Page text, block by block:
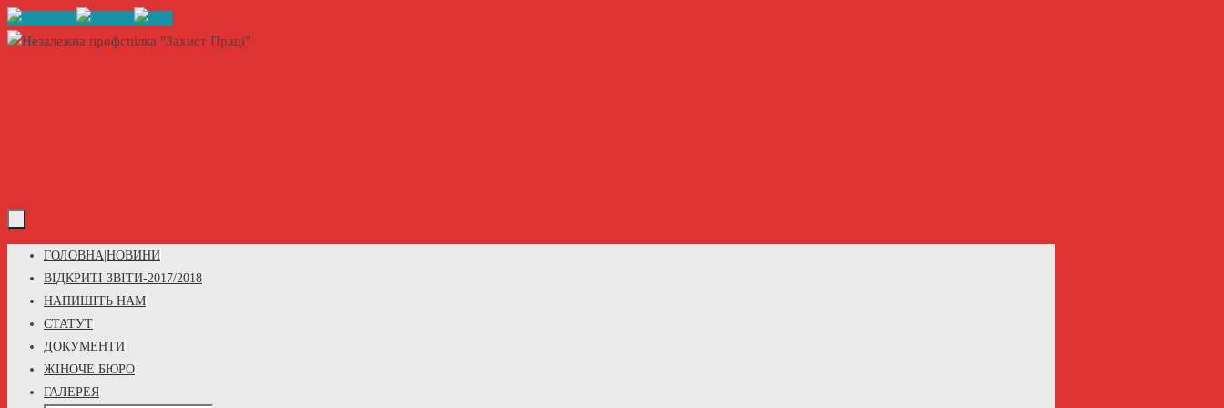
Skip
to
Skip
content
ГОЛОВНА|НОВИНИ
ВІДКРИТІ ЗВІТИ-2017/2018
НАПИШІТЬ НАМ
СТАТУТ
ДОКУМЕНТИ
ЖІНОЧЕ БЮРО
ГАЛЕРЕЯ